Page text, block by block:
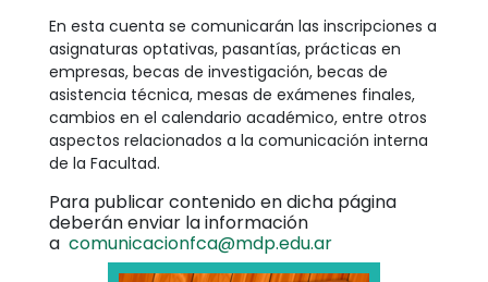
En esta cuenta se comunicarán las inscripciones a
asignaturas optativas, pasantías, prácticas en
empresas, becas de investigación, becas de
asistencia técnica, mesas de exámenes finales,
cambios en el calendario académico, entre otros
aspectos relacionados a la comunicación interna
de la Facultad.
Para publicar contenido en dicha página
deberán enviar la información
a comunicacionfca@mdp.edu.ar